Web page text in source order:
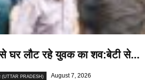
घर लौट रहे युवक का शव:बेटी से...
(UTTAR PRADESH) August 7, 2026